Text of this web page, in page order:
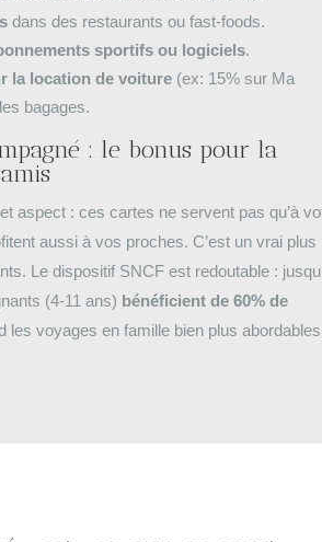
dans des restaurants ou fast-foods.
sportifs ou logiciels.
la location de voiture (ex: 15% sur Ma
bagages.
: le bonus pour la
aspect : ces cartes ne servent pas qu’à
aussi à vos proches. C’est un vrai plus
Le dispositif SNCF est redoutable :
(4-11 ans) bénéficient de 60% de
les voyages en famille bien plus